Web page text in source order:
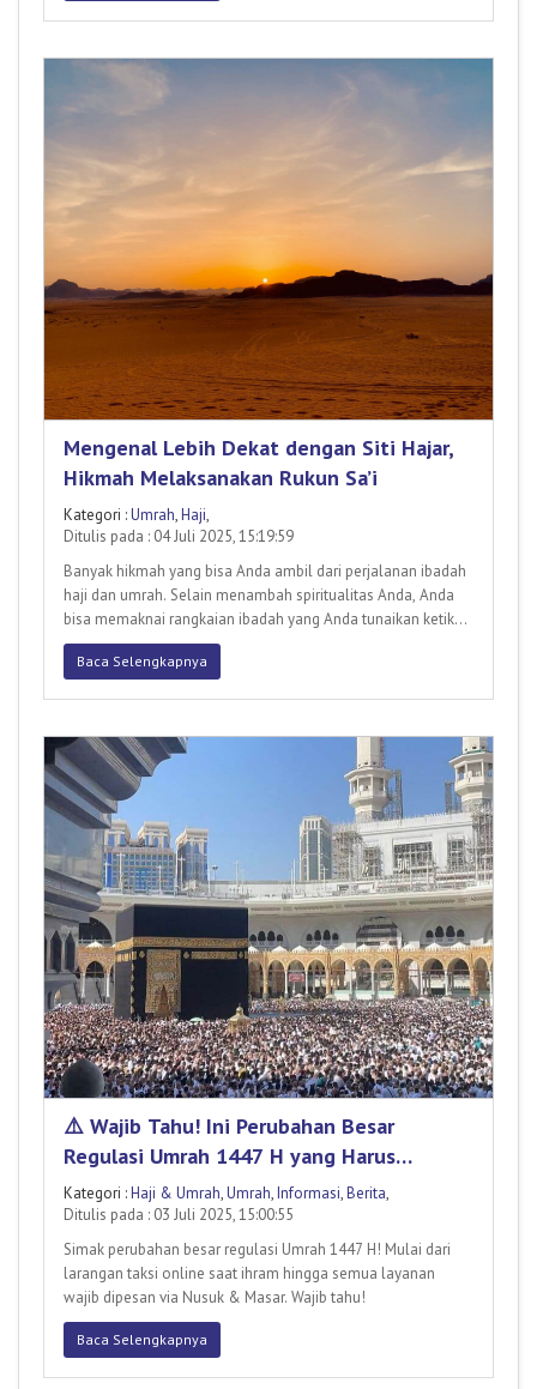
Mengenal Lebih Dekat dengan Siti Hajar,
Hikmah Melaksanakan Rukun Sa’i
Kategori :Umrah,Haji,
Ditulis pada : 04 Juli 2025, 15:19:59
Banyak hikmah yang bisa Anda ambil dari perjalanan ibadah
haji dan umrah. Selain menambah spiritualitas Anda, Anda
bisa memaknai rangkaian ibadah yang Anda tunaikan ketika
di
Baca Selengkapnya
⚠️ Wajib Tahu! Ini Perubahan Besar
Regulasi Umrah 1447 H yang Harus
Diperhatikan Calon Jamaah ⚠️
Kategori :Haji & Umrah,Umrah,Informasi,Berita,
Ditulis pada : 03 Juli 2025, 15:00:55
Simak perubahan besar regulasi Umrah 1447 H! Mulai dari
larangan taksi online saat ihram hingga semua layanan
wajib dipesan via Nusuk & Masar. Wajib tahu!
Baca Selengkapnya